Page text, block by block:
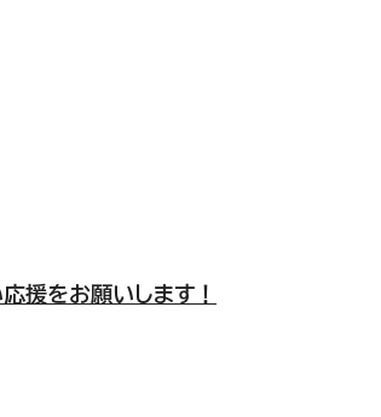
援をお願いします！